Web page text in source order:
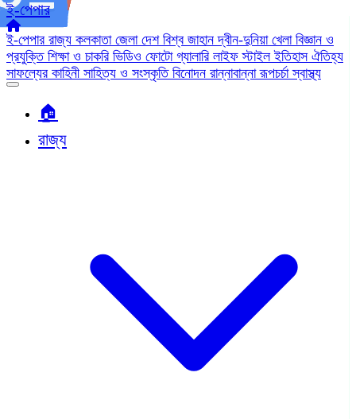
ই-পেপার
ই-পেপার রাজ্য কলকাতা জেলা দেশ বিশ্ব জাহানদ্বীন-দুনিয়া খেলা বিজ্ঞান ও
প্রযুক্তি শিক্ষা ও চাকরি ভিডিও ফোটো গ্যালারি লাইফ স্টাইলইতিহাস ঐতিহ্য
সাফল্যের কাহিনী সাহিত্য ও সংস্কৃতি বিনোদন রান্নাবান্নারূপচর্চাস্বাস্থ্য
🏠︎
রাজ্য